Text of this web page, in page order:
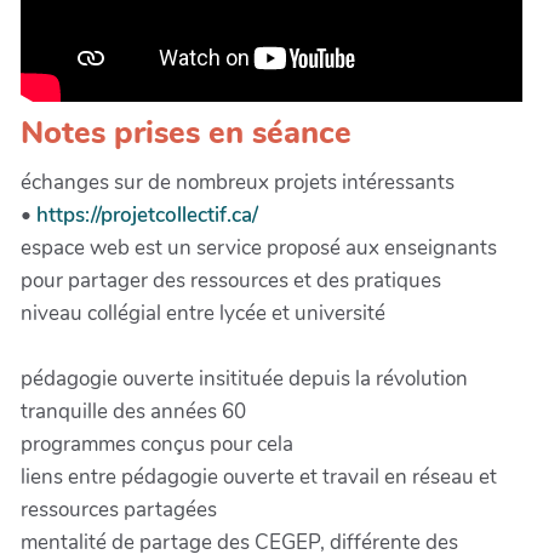
Notes prises en séance
échanges sur de nombreux projets intéressants
• https://projetcollectif.ca/
espace web est un service proposé aux enseignants
pour partager des ressources et des pratiques
niveau collégial entre lycée et université
pédagogie ouverte insitituée depuis la révolution
tranquille des années 60
programmes conçus pour cela
liens entre pédagogie ouverte et travail en réseau et
ressources partagées
mentalité de partage des CEGEP, différente des